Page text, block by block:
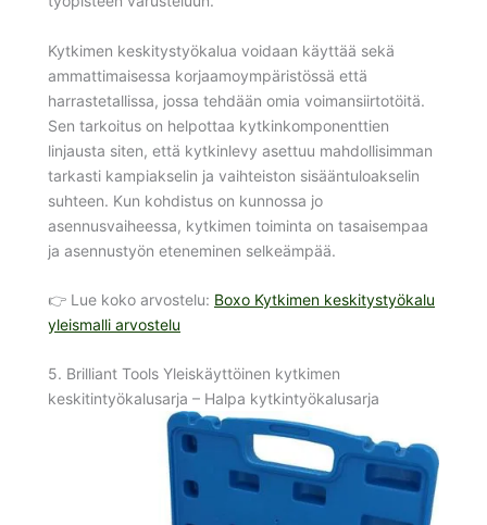
Kytkimen keskitystyökalua voidaan käyttää sekä
ammattimaisessa korjaamoympäristössä että
harrastetallissa, jossa tehdään omia voimansiirtotöitä.
Sen tarkoitus on helpottaa kytkinkomponenttien
linjausta siten, että kytkinlevy asettuu mahdollisimman
tarkasti kampiakselin ja vaihteiston sisääntuloakselin
suhteen. Kun kohdistus on kunnossa jo
asennusvaiheessa, kytkimen toiminta on tasaisempaa
ja asennustyön eteneminen selkeämpää.
👉 Lue koko arvostelu: Boxo Kytkimen keskitystyökalu
yleismalli arvostelu
5. Brilliant Tools Yleiskäyttöinen kytkimen
keskitintyökalusarja – Halpa kytkintyökalusarja